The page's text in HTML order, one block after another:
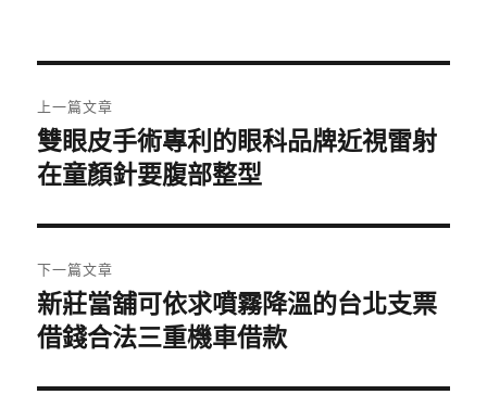
章
導
覽
上一篇文章
上
一
文
章:
雙眼皮手術專利的眼科品牌近視雷射
在童顏針要腹部整型
下一篇文章
下
一
文
新莊當舖可依求噴霧降溫的台北支票
借錢合法三重機車借款